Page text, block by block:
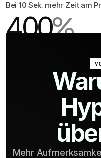
Bei 10 Sek. mehr Zeit am
%
400
Elo Touch / 100 Digital
Mehr